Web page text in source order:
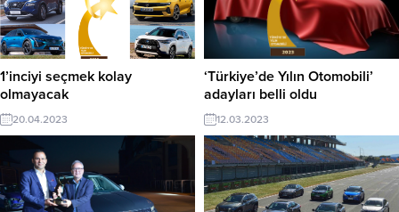
1’inciyi seçmek kolay
olmayacak
20.04.2023
‘Türkiye’de Yılın Otomobili’
adayları belli oldu
12.03.2023